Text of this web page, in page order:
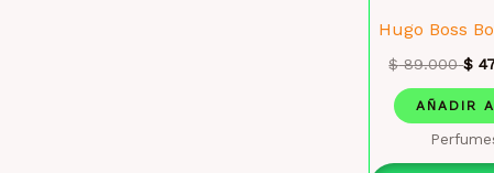
Hugo Boss
$89.000 $
AÑADIR